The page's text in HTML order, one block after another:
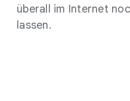
überall im Internet
lassen.